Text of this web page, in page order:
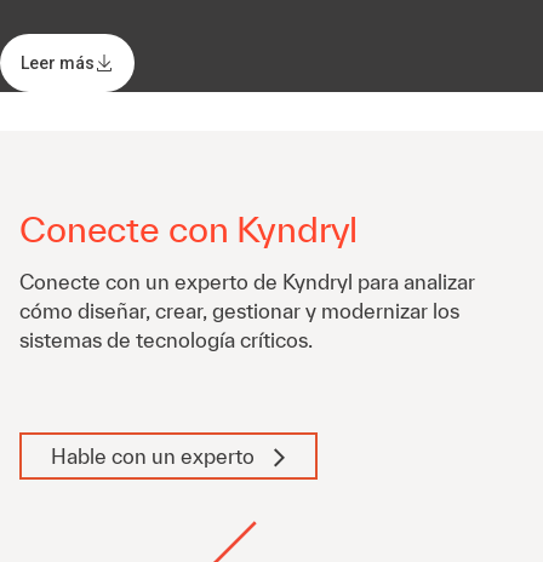
Leer más
Conecte con Kyndryl
Conecte con un experto de Kyndryl para analizar
cómo diseñar, crear, gestionar y modernizar los
sistemas de tecnología críticos.
Hable con un experto